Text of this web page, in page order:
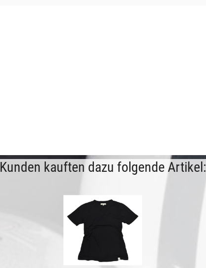
Kunden kauften dazu folgende Artikel: